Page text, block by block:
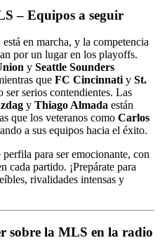
– Equipos a seguir
en marcha, y la competencia
por un lugar en los playoffs.
y Seattle Sounders
que FC Cincinnati y St.
ser serios contendientes. Las
y Thiago Almada están
que los veteranos como Carlos
a sus equipos hacia el éxito.
perfila para ser emocionante, con
cada partido. ¡Prepárate para
rivalidades intensas y
sobre la MLS en la radio